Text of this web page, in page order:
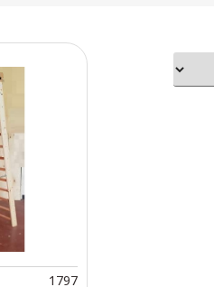
1797